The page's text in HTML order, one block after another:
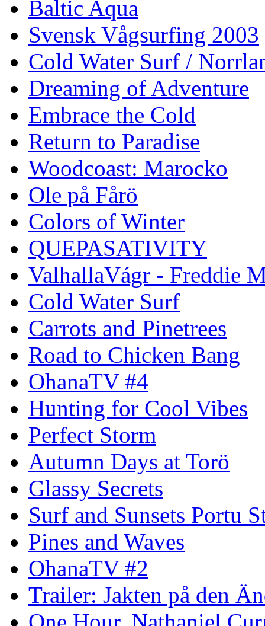
Baltic Aqua
Svensk Vågsurfing 2003
Cold Water Surf /
Dreaming of Adventure
Embrace the Cold
Return to Paradise
Woodcoast: Marocko
Ole på Fårö
Colors of Winter
QUEPASATIVITY
ValhallaVágr - Freddie
Cold Water Surf
Carrots and Pinetrees
Road to Chicken Bang
OhanaTV #4
Hunting for Cool Vibes
Perfect Storm
Autumn Days at Torö
Glassy Secrets
Surf and Sunsets Portu
Pines and Waves
OhanaTV #2
Trailer: Jakten på den